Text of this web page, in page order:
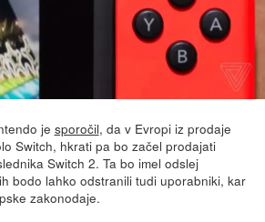
je sporočil, da v Evropi iz prodaje
Switch, hkrati pa bo začel prodajati
Switch 2. Ta bo imel odslej
bodo lahko odstranili tudi uporabniki, kar
zakonodaje.